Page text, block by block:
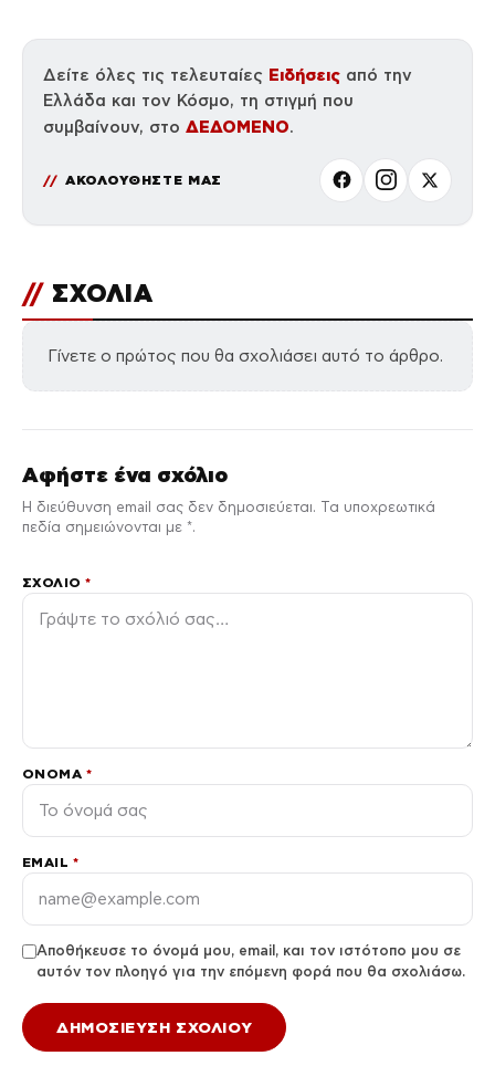
Δείτε όλες τις τελευταίες Ειδήσεις από την
Ελλάδα και τον Κόσμο, τη στιγμή που
συμβαίνουν, στο ΔΕΔΟΜΕΝΟ.
ΑΚΟΛΟΥΘΗΣΤΕ ΜΑΣ
// ΣΧΟΛΙΑ
Γίνετε ο πρώτος που θα σχολιάσει αυτό το άρθρο.
Αφήστε ένα σχόλιο
Η διεύθυνση email σας δεν δημοσιεύεται. Τα υποχρεωτικά
πεδία σημειώνονται με *.
ΣΧΌΛΙΟ*
ΌΝΟΜΑ *
EMAIL *
Αποθήκευσε το όνομά μου, email, και τον ιστότοπο μου σε
αυτόν τον πλοηγό για την επόμενη φορά που θα σχολιάσω.